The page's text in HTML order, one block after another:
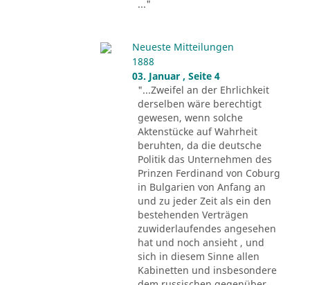
..."
Neueste Mitteilungen
1888
03. Januar , Seite 4
"...Zweifel an der Ehrlichkeit
derselben wäre berechtigt
gewesen, wenn solche
Aktenstücke auf Wahrheit
beruhten, da die deutsche
Politik das Unternehmen des
Prinzen Ferdinand von Coburg
in Bulgarien von Anfang an
und zu jeder Zeit als ein den
bestehenden Verträgen
zuwiderlaufendes angesehen
hat und noch ansieht , und
sich in diesem Sinne allen
Kabinetten und insbesondere